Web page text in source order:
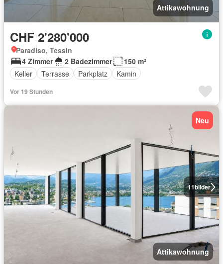
Attikawohnung
CHF 2'280'000
Paradiso, Tessin
4 Zimmer
2 Badezimmer
150 m²
Keller
Terrasse Parkplatz Kamin
Vor 19 Stunden
11bilder
Neu
Attikawohnung